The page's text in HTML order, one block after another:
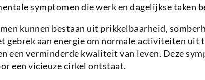
symptomen die werk en dagelijkse taken
kunnen bestaan uit prikkelbaarheid,
gebrek aan energie om normale activiteiten uit
een verminderde kwaliteit van leven. Deze
een vicieuze cirkel ontstaat.